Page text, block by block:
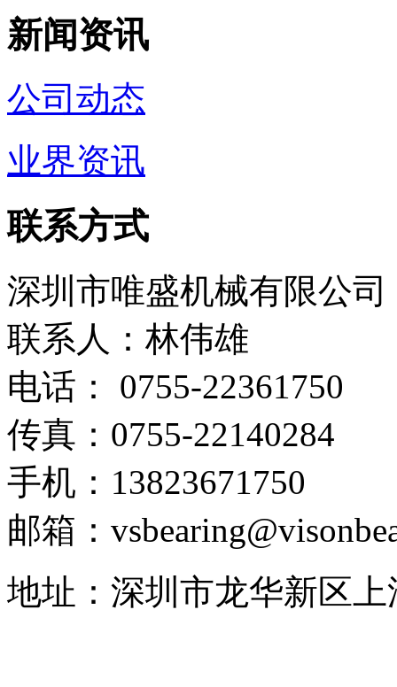
新闻资讯
公司动态
业界资讯
联系方式
深圳市唯盛机械有限公司
联系人：林伟雄
电话： 0755-22361750
传真：0755-22140284
手机：13823671750
邮箱：
地址：深圳市龙华新区